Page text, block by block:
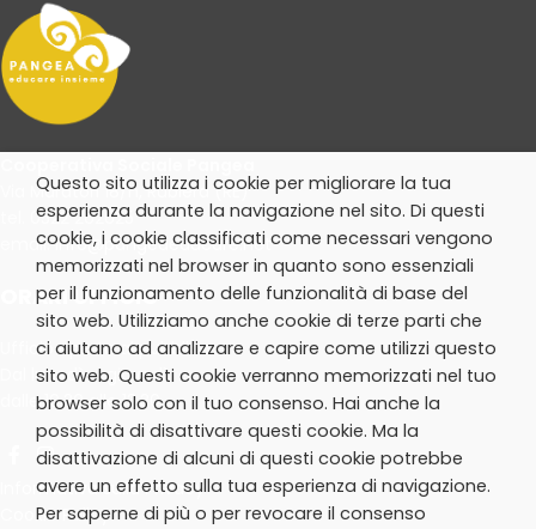
Via Muratori 18/n, Rubiera (RE)
tel. 0522 262625
email:info@pangeaeducare.net
ORARI UFFICIO
Ufficio aperto al pubblico
Dal lunedì al giovedì:
dalle 10.30 alle 13.30
Informativa sulla Privacy
Cookie Policy
Questo sito utilizza i cookie per migliorare la tua
esperienza durante la navigazione nel sito. Di questi
cookie, i cookie classificati come necessari vengono
memorizzati nel browser in quanto sono essenziali
per il funzionamento delle funzionalità di base del
sito web. Utilizziamo anche cookie di terze parti che
ci aiutano ad analizzare e capire come utilizzi questo
sito web. Questi cookie verranno memorizzati nel tuo
browser solo con il tuo consenso. Hai anche la
possibilità di disattivare questi cookie. Ma la
disattivazione di alcuni di questi cookie potrebbe
avere un effetto sulla tua esperienza di navigazione.
Per saperne di più o per revocare il consenso